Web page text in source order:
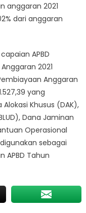
anggaran 2021
dari anggaran
APBD
2021
Anggaran
yang
Khusus (DAK),
Dana Jaminan
Operasional
sebagai
APBD Tahun